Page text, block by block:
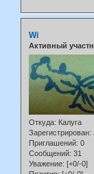
Wi
Активный
Откуда: Калуга
Зарегистрирован:
Приглашений: 0
Сообщений: 31
Уважение: [+0/-0]